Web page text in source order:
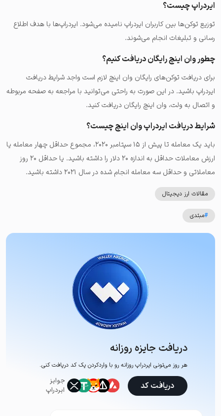
توزیع توکن‌ها بین کاربران ایردراپ نامیده می‌شود. ایردراپ‌ها با هدف اطلاع
رسانی و تبلیغات انجام می‌شوند.
چطور وان اینچ رایگان دریافت کنیم؟
برای دریافت توکن‌های رایگان وان اینچ لازم است واجد شرایط دریافت
ایردراپ باشید. در این صورت به راحتی می‌توانید با مراجعه به صفحه مربوطه
و اتصال به ولت، وان اینچ رایگان دریافت کنید.
شرایط دریافت ایردراپ وان اینچ چیست؟
باید یک معامله تا پیش از ۱۵ سپتامبر ۲۰۲۰، مجموع حداقل چهار معامله یا
ارزش معاملات حداقل به اندازه ۲۰ دلار را داشته باشید. یا حداقل ۲۰ روز
معاملاتی و حداقل سه معامله انجام شده در سال ۲۰۲۱ داشته باشید.
مقالات ارز دیجیتال
#مبتدی
دریافت جایزه روزانه
هر روز می‌تونی ایردراپ روزانه رو با وارد‌کردن یک کد دریافت کنی.
جوایز
ایردراپ
دریافت کد